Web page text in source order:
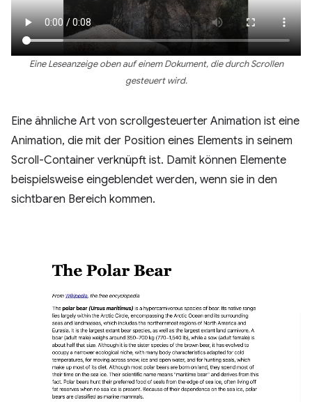
Eine Leseanzeige oben auf einem Dokument, die durch Scrollen
gesteuert wird.
Eine ähnliche Art von scrollgesteuerter Animation ist eine
Animation, die mit der Position eines Elements in seinem
Scroll-Container verknüpft ist. Damit können Elemente
beispielsweise eingeblendet werden, wenn sie in den
sichtbaren Bereich kommen.